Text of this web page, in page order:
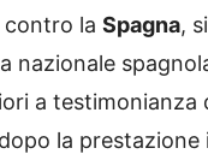
contro la Spagna,
nazionale
a
la